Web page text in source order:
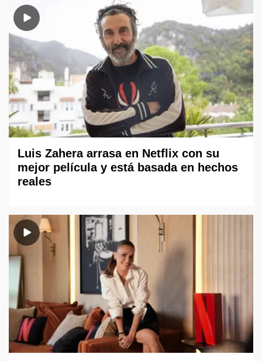
Luis Zahera arrasa en Netflix con su
mejor película y está basada en hechos
reales